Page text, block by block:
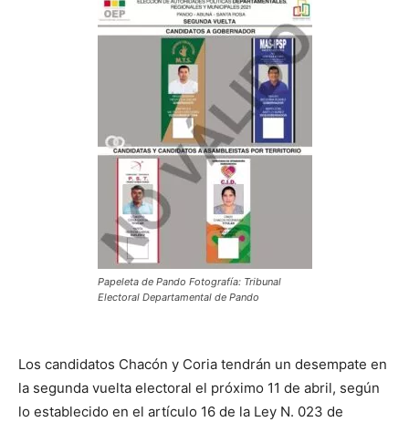
Papeleta de Pando Fotografía: Tribunal
Electoral Departamental de Pando
Los candidatos Chacón y Coria tendrán un desempate en
la segunda vuelta electoral el próximo 11 de abril, según
lo establecido en el artículo 16 de la Ley N. 023 de